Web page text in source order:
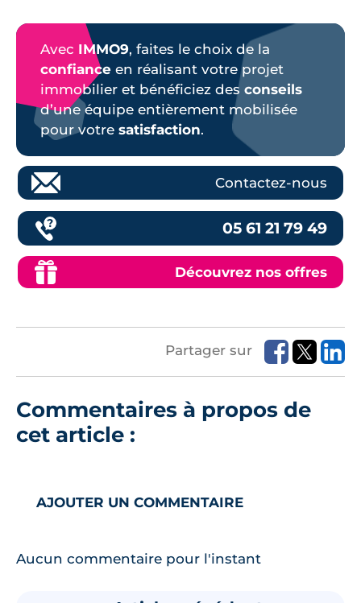
Avec IMMO9, faites le choix de la
confiance en réalisant votre projet
immobilier et bénéficiez des conseils
d’une équipe entièrement mobilisée
pour votre satisfaction.
Contactez-nous
05 61 21 79 49
Découvrez nos offres
Partager sur
Commentaires à propos de
cet article :
AJOUTER UN COMMENTAIRE
Aucun commentaire pour l'instant